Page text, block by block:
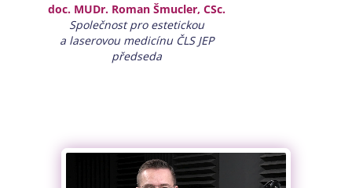
doc. MUDr. Roman Šmucler, CSc.
Společnost pro estetickou
a laserovou medicínu ČLS JEP
předseda